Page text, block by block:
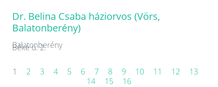
Dr. Belina Csaba háziorvos (Vörs,
Balatonberény)
Balatonberény
Béke u. 2.
1 2 3 4 5 6 7 8 9 10 11 12
13
14
15 16